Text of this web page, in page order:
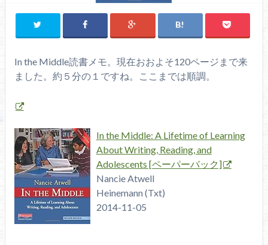
In the Middle読書メモ。現在おおよそ120ページまで来
ました。約５分の１ですね。ここまでは順調。
In the Middle: A Lifetime of Learning
About Writing, Reading, and
Adolescents [ペーパーバック]
Nancie Atwell
Heinemann (Txt)
2014-11-05